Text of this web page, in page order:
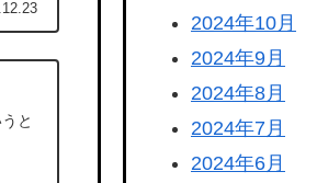
と
2024年10月
2024年9月
2024年8月
2024年7月
2024年6月